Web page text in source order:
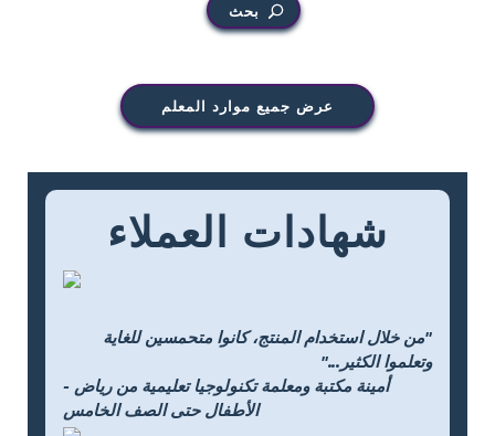
بحث
عرض جميع موارد المعلم
شهادات العملاء
"من خلال استخدام المنتج، كانوا متحمسين للغاية
وتعلموا الكثير..."
- أمينة مكتبة ومعلمة تكنولوجيا تعليمية من رياض
الأطفال حتى الصف الخامس